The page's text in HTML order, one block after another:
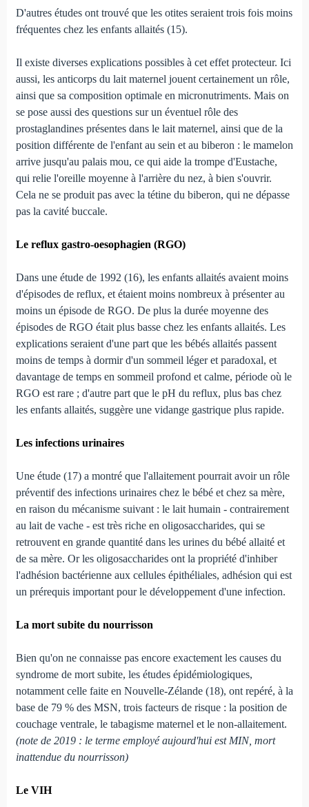
D'autres études ont trouvé que les otites seraient trois fois moins
fréquentes chez les enfants allaités (15).
Il existe diverses explications possibles à cet effet protecteur. Ici
aussi, les anticorps du lait maternel jouent certainement un rôle,
ainsi que sa composition optimale en micronutriments. Mais on
se pose aussi des questions sur un éventuel rôle des
prostaglandines présentes dans le lait maternel, ainsi que de la
position différente de l'enfant au sein et au biberon : le mamelon
arrive jusqu'au palais mou, ce qui aide la trompe d'Eustache,
qui relie l'oreille moyenne à l'arrière du nez, à bien s'ouvrir.
Cela ne se produit pas avec la tétine du biberon, qui ne dépasse
pas la cavité buccale.
Le reflux gastro-oesophagien (RGO)
Dans une étude de 1992 (16), les enfants allaités avaient moins
d'épisodes de reflux, et étaient moins nombreux à présenter au
moins un épisode de RGO. De plus la durée moyenne des
épisodes de RGO était plus basse chez les enfants allaités. Les
explications seraient d'une part que les bébés allaités passent
moins de temps à dormir d'un sommeil léger et paradoxal, et
davantage de temps en sommeil profond et calme, période où le
RGO est rare ; d'autre part que le pH du reflux, plus bas chez
les enfants allaités, suggère une vidange gastrique plus rapide.
Les infections urinaires
Une étude (17) a montré que l'allaitement pourrait avoir un rôle
préventif des infections urinaires chez le bébé et chez sa mère,
en raison du mécanisme suivant : le lait humain - contrairement
au lait de vache - est très riche en oligosaccharides, qui se
retrouvent en grande quantité dans les urines du bébé allaité et
de sa mère. Or les oligosaccharides ont la propriété d'inhiber
l'adhésion bactérienne aux cellules épithéliales, adhésion qui est
un prérequis important pour le développement d'une infection.
La mort subite du nourrisson
Bien qu'on ne connaisse pas encore exactement les causes du
syndrome de mort subite, les études épidémiologiques,
notamment celle faite en Nouvelle-Zélande (18), ont repéré, à la
base de 79 % des MSN, trois facteurs de risque : la position de
couchage ventrale, le tabagisme maternel et le non-allaitement.
(note de 2019 : le terme employé aujourd'hui est MIN, mort
inattendue du nourrisson)
Le VIH